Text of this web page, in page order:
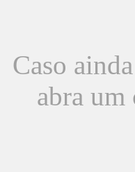
Caso
abra um